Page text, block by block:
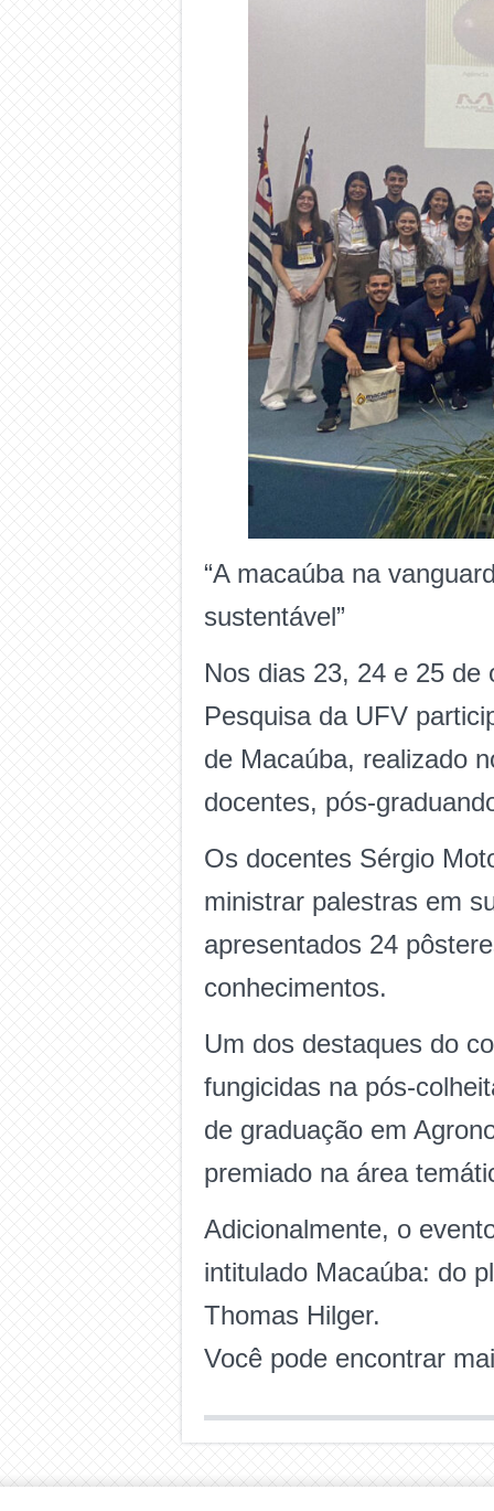
“A macaúba na
sustentável”
Nos dias 23, 24 e 25
Pesquisa da UFV
de Macaúba, realizado
docentes, pós-
Os docentes Sérgio
ministrar palestras em
apresentados 24
conhecimentos.
Um dos destaques do
fungicidas na pós-
de graduação em
premiado na área
Adicionalmente, o
intitulado Macaúba: do
Thomas Hilger.
Você pode encontrar